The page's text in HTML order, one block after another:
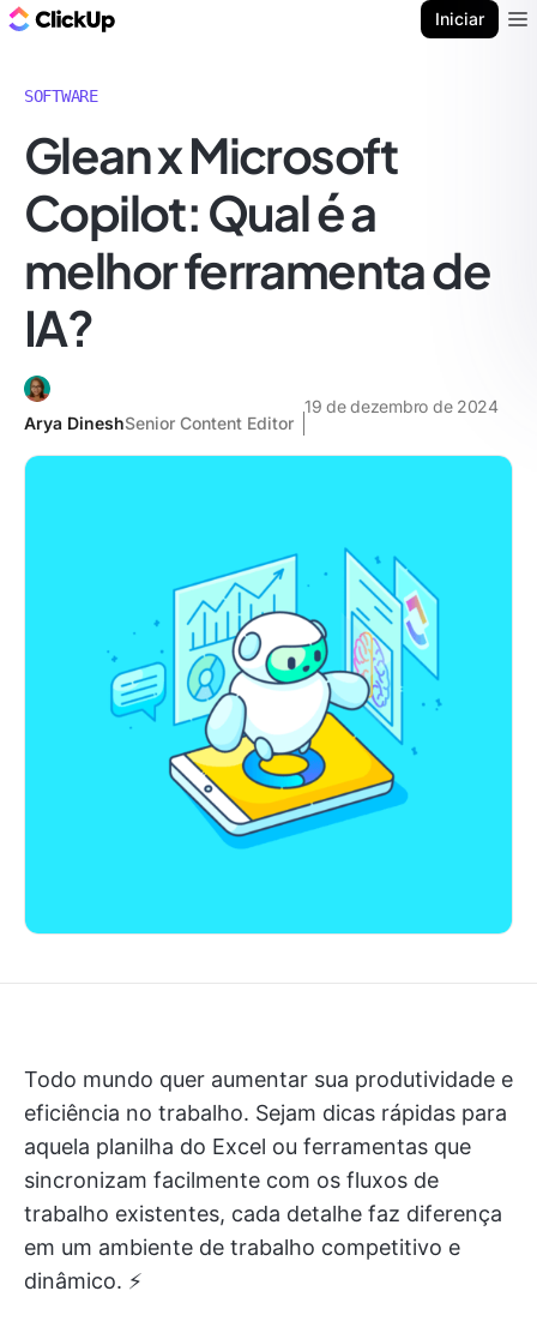
Iniciar
SOFTWARE
Glean x Microsoft
Copilot: Qual é a
melhor ferramenta de
IA?
Arya DineshSenior Content Editor
19 de dezembro de 2024
Todo mundo quer aumentar sua produtividade e
eficiência no trabalho. Sejam dicas rápidas para
aquela planilha do Excel ou ferramentas que
sincronizam facilmente com os fluxos de
trabalho existentes, cada detalhe faz diferença
em um ambiente de trabalho competitivo e
dinâmico. ⚡